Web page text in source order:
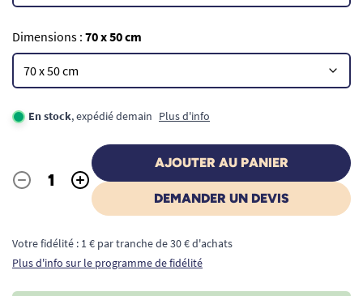
Dimensions : 70 x 50 cm
En stock, expédié demain Plus d'info
Quantité
- +
AJOUTER AU PANIER
DEMANDER UN DEVIS
Votre fidélité : 1 € par tranche de 30 € d'achats
Plus d'info sur le programme de fidélité